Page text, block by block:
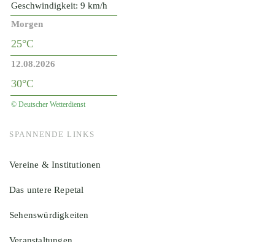
Geschwindigkeit: 9 km/h
Morgen
25°C
12.08.2026
30°C
© Deutscher Wetterdienst
SPANNENDE LINKS
Vereine & Institutionen
Das untere Repetal
Sehenswürdigkeiten